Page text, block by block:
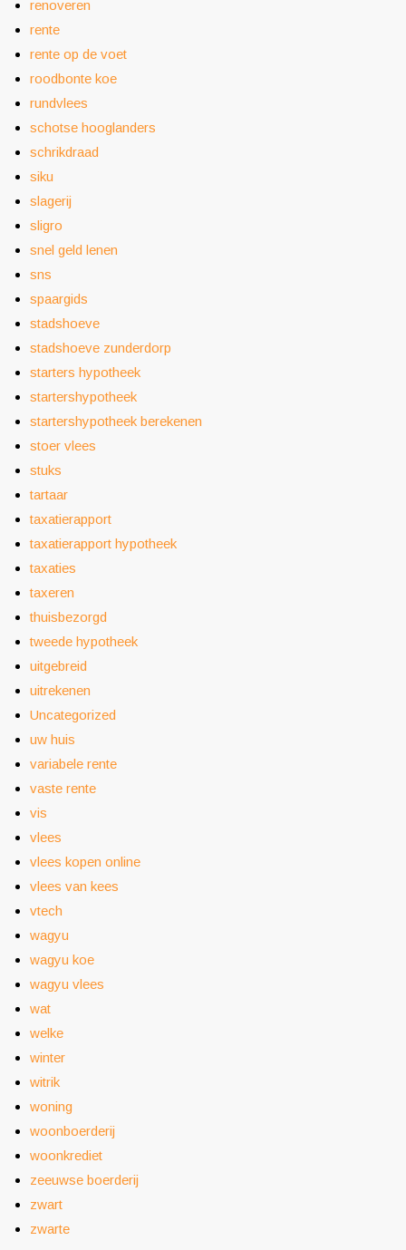
renoveren
rente
rente op de voet
roodbonte koe
rundvlees
schotse hooglanders
schrikdraad
siku
slagerij
sligro
snel geld lenen
sns
spaargids
stadshoeve
stadshoeve zunderdorp
starters hypotheek
startershypotheek
startershypotheek berekenen
stoer vlees
stuks
tartaar
taxatierapport
taxatierapport hypotheek
taxaties
taxeren
thuisbezorgd
tweede hypotheek
uitgebreid
uitrekenen
Uncategorized
uw huis
variabele rente
vaste rente
vis
vlees
vlees kopen online
vlees van kees
vtech
wagyu
wagyu koe
wagyu vlees
wat
welke
winter
witrik
woning
woonboerderij
woonkrediet
zeeuwse boerderij
zwart
zwarte